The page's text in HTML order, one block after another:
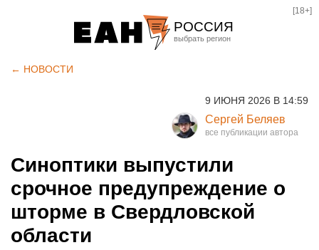
РОССИЯ
Курган
Оренбург
[18+]
← НОВОСТИ
9 ИЮНЯ 2026 В 14:59
Сергей Беляев
Синоптики выпустили
срочное предупреждение о
шторме в Свердловской
области